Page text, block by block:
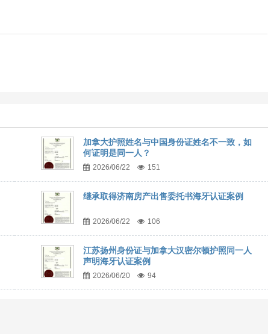
加拿大护照姓名与中国身份证姓名不一致，如
何证明是同一人？
2026/06/22 151
继承取得济南房产出售委托书海牙认证案例
2026/06/22 106
江苏扬州身份证与加拿大汉密尔顿护照同一人
声明海牙认证案例
2026/06/20 94